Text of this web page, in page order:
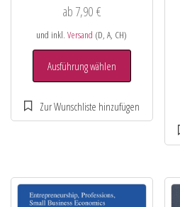
ab 7,90 €
und inkl.Versand (D, A, CH)
Ausführung wählen